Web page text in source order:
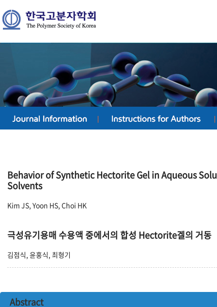
Behavior of Synthetic Hectorite Gel in Aqueous
Solvents
Kim JS, Yoon HS, Choi HK
극성유기용매 수용액 중에서의 합성 Hectorite겔의 거동
김점식, 윤홍식, 최형기
Abstract